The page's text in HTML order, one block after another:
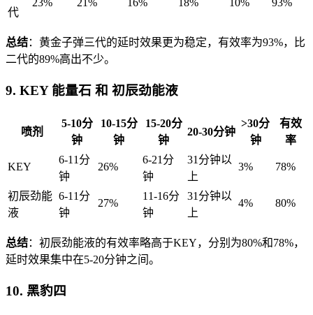
代
23% 21% 16% 18% 10% 93%
总结：黄金子弹三代的延时效果更为稳定，有效率为93%，比
二代的89%高出不少。
9. KEY 能量石 和 初辰劲能液
喷剂
5-10分
钟
10-15分
钟
15-20分
钟
20-30分钟
>30分
钟
有效
率
KEY
6-11分
钟
26%
6-21分
钟
31分钟以
上
3% 78%
初辰劲能
液
6-11分
钟
27%
11-16分
钟
31分钟以
上
4% 80%
总结：初辰劲能液的有效率略高于KEY，分别为80%和78%，
延时效果集中在5-20分钟之间。
10. 黑豹四